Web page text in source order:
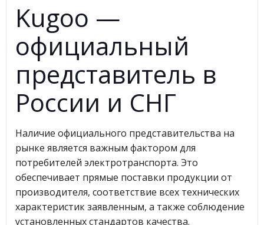
Kugoo —
официальный
представитель в
России и СНГ
Наличие официального представительства на
рынке является важным фактором для
потребителей электротранспорта. Это
обеспечивает прямые поставки продукции от
производителя, соответствие всех технических
характеристик заявленным, а также соблюдение
установленных стандартов качества.